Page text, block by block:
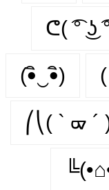
ᕦ( ͡° ͜ʖ
(•ิ‿•ิ)
⎛⎝( ` ᢍ ´